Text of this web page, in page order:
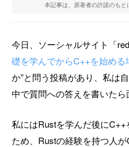
本記事は、原著者の許諾のもと
今日、ソーシャルサイト「
礎を学んでからC++を始める
か”と問う投稿があり、私は
中で質問への答えを書いたら
私にはRustを学んだ後に
ため、Rustの経験を持つ人